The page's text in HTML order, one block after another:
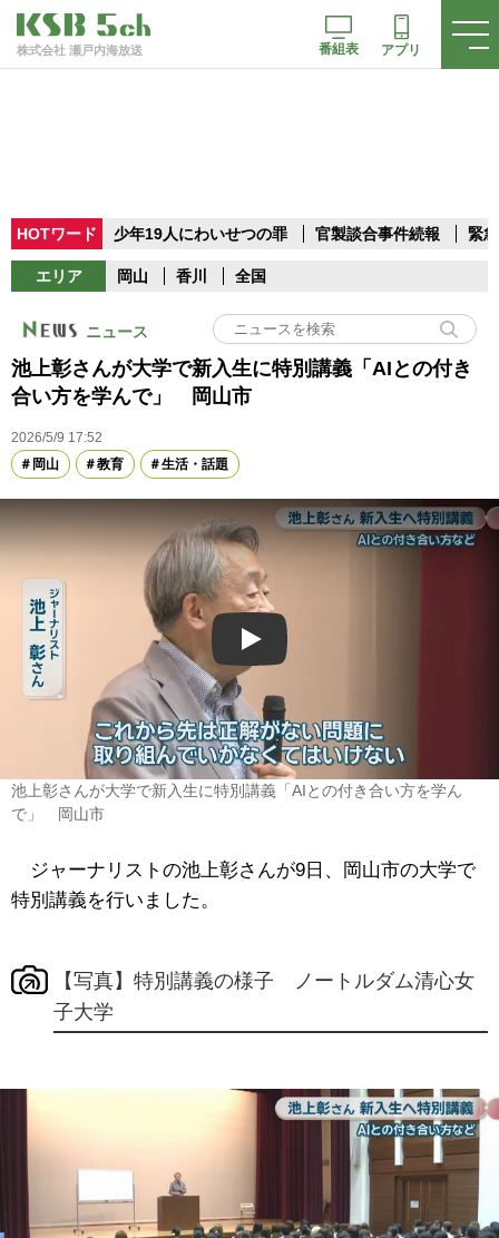
株式会社 瀬戸内海放送 番組表 アプリ
HOTワード 少年19人にわいせつの罪 官製談合事件続報 緊
エリア 岡山 香川 全国
ニュース
池上彰さんが大学で新入生に特別講義「AIとの付き
合い方を学んで」 岡山市
2026/5/9 17:52
岡山
教育 生活・話題
Play
池上彰さんが大学で新入生に特別講義「AIとの付き合い方を学ん
で」 岡山市
ジャーナリストの池上彰さんが9日、岡山市の大学で
特別講義を行いました。
【写真】特別講義の様子 ノートルダム清心女
子大学